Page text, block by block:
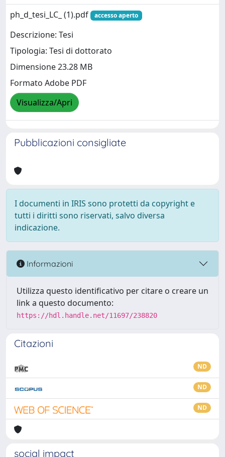
ph_d_tesi_LC_ (1).pdf
accesso aperto
Descrizione: Tesi
Tipologia: Tesi di dottorato
Dimensione 23.28 MB
Formato Adobe PDF
Visualizza/Apri
Pubblicazioni consigliate
I documenti in IRIS sono protetti da copyright e
tutti i diritti sono riservati, salvo diversa
indicazione.
Informazioni
Utilizza questo identificativo per citare o creare un
link a questo documento:
https://hdl.handle.net/11697/238820
Citazioni
ND
ND
ND
social impact